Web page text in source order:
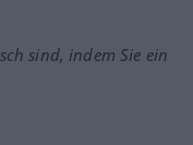
sind, indem Sie ein